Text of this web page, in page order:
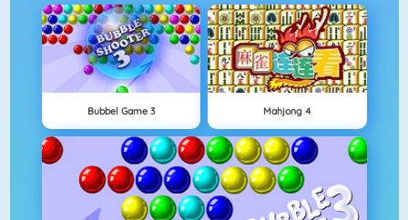
Bubbel Game 3 Mahjong 4